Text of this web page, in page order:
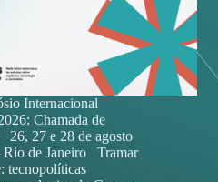
Internacional
Chamada de
26, 27 e 28 de agosto
Rio de Janeiro Tramar
tecnopolíticas